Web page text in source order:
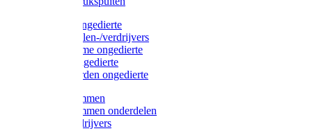
Diversen ongedierte
Insectenvallen-/verdrijvers
Protect Home ongedierte
Solabiol ongedierte
Protect Garden ongedierte
Mollenklemmen
Mollenklemmen onderdelen
Mollenverdrijvers